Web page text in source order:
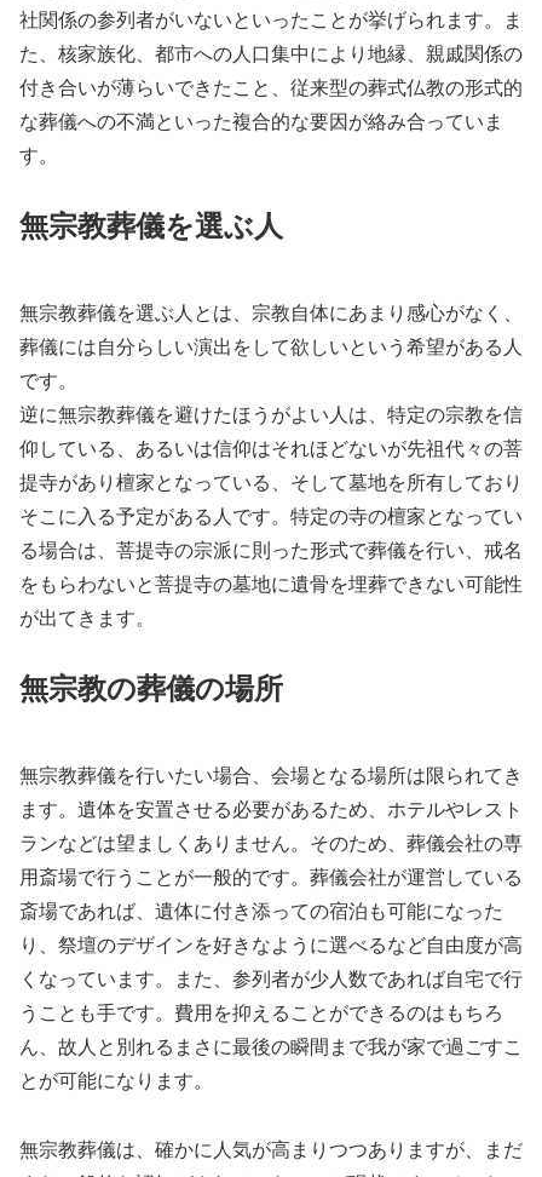
社関係の参列者がいないといったことが挙げられます。ま
た、核家族化、都市への人口集中により地縁、親戚関係の
付き合いが薄らいできたこと、従来型の葬式仏教の形式的
な葬儀への不満といった複合的な要因が絡み合っていま
す。
無宗教葬儀を選ぶ人
無宗教葬儀を選ぶ人とは、宗教自体にあまり感心がなく、
葬儀には自分らしい演出をして欲しいという希望がある人
です。
逆に無宗教葬儀を避けたほうがよい人は、特定の宗教を信
仰している、あるいは信仰はそれほどないが先祖代々の菩
提寺があり檀家となっている、そして墓地を所有しており
そこに入る予定がある人です。特定の寺の檀家となってい
る場合は、菩提寺の宗派に則った形式で葬儀を行い、戒名
をもらわないと菩提寺の墓地に遺骨を埋葬できない可能性
が出てきます。
無宗教の葬儀の場所
無宗教葬儀を行いたい場合、会場となる場所は限られてき
ます。遺体を安置させる必要があるため、ホテルやレスト
ランなどは望ましくありません。そのため、葬儀会社の専
用斎場で行うことが一般的です。葬儀会社が運営している
斎場であれば、遺体に付き添っての宿泊も可能になった
り、祭壇のデザインを好きなように選べるなど自由度が高
くなっています。また、参列者が少人数であれば自宅で行
うことも手です。費用を抑えることができるのはもちろ
ん、故人と別れるまさに最後の瞬間まで我が家で過ごすこ
とが可能になります。
無宗教葬儀は、確かに人気が高まりつつありますが、まだ